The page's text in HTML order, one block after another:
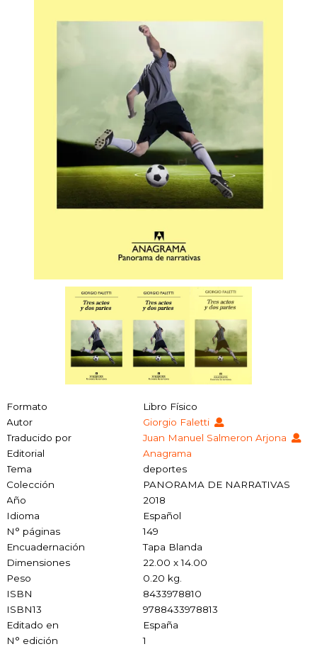
Formato
Libro Físico
Autor
Giorgio Faletti
Traducido por
Juan Manuel Salmeron Arjona
Editorial
Anagrama
Tema
deportes
Colección
PANORAMA DE NARRATIVAS
Año
2018
Idioma
Español
N° páginas
149
Encuadernación
Tapa Blanda
Dimensiones
22.00 x 14.00
Peso
0.20 kg.
ISBN
8433978810
ISBN13
9788433978813
Editado en
España
N° edición
1